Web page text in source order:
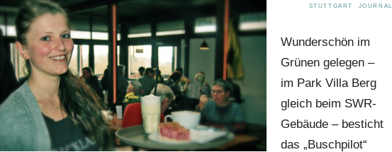
STUTTGART JOURNAL
Wunderschön im
Grünen gelegen –
im Park Villa Berg
gleich beim SWR-
Gebäude – besticht
das „Buschpilot“